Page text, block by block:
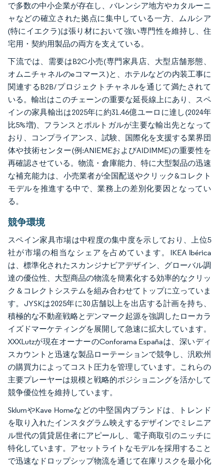
で多数の中小企業が存在し、バレンシア地方やカタルーニ
ャなどの確立された拠点に集中している一方、ムルシア
(特にイエクラ)は張り材において強い専門性を維持し、住
宅用・契約用製品の両方を支えている。
下流では、需要はB2C小売(専門家具店、大型店舗形態、
オムニチャネルのeコマース)と、ホテルなどの内装工事に
関連するB2B/プロジェクトチャネルを通じて満たされて
いる。輸出はこのチェーンの重要な延長線上にあり、スペ
インの家具輸出は2025年に約31.46億ユーロに達し(2024年
比5%増)、フランスとポルトガルが主要な輸出先となって
おり、コンプライアンス、試験、国際化を支援する業界団
体や技術センター(例:ANIEMEおよびAIDIMME)の重要性を
再確認させている。物流・倉庫能力、特に大型製品の迅速
な補充能力は、小売業者が全国配送やクリック&コレクト
モデルを推進する中で、業務上の差別化要因となってい
る。
競争環境
スペイン家具市場は中程度の集中度を示しており、上位5
社が市場の相当なシェアを占めています。IKEA Ibérica
は、標準化されたスカンジナビアデザイン、グローバル調
達の優位性、大型商品の物流を簡素化する効率的なクリッ
ク＆コレクトシステムを組み合わせてトップに立っていま
す。JYSKは2025年に30店舗以上を出店する計画を持ち、
積極的な不動産戦略とデンマーク起源を強調したローカラ
イズドマーケティングを展開して急速に拡大しています。
XXXLutzが現在オーナーのConforama Españaは、深いディ
スカウントと迅速な製品ローテーションで競争し、汎欧州
の購買力によってコスト圧力を管理しています。これらの
主要プレーヤーは規模と戦略的ポジショニングを活かして
競争優位性を維持しています。
SklumやKave Homeなどの中堅国内ブランドは、トレンド
を取り入れたインスタグラム映えするデザインでミレニア
ル世代の賃貸居住者にアピールし、電子商取引のニッチに
特化しています。アセットライトなモデルを採用すること
で迅速なドロップシップ物流を通じて在庫リスクを最小化